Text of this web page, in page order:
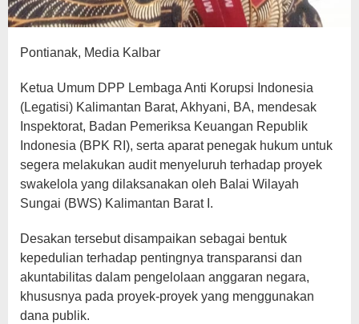
Pontianak, Media Kalbar
Ketua Umum DPP Lembaga Anti Korupsi Indonesia
(Legatisi) Kalimantan Barat, Akhyani, BA, mendesak
Inspektorat, Badan Pemeriksa Keuangan Republik
Indonesia (BPK RI), serta aparat penegak hukum untuk
segera melakukan audit menyeluruh terhadap proyek
swakelola yang dilaksanakan oleh Balai Wilayah
Sungai (BWS) Kalimantan Barat I.
‎Desakan tersebut disampaikan sebagai bentuk
kepedulian terhadap pentingnya transparansi dan
akuntabilitas dalam pengelolaan anggaran negara,
khususnya pada proyek-proyek yang menggunakan
dana publik.